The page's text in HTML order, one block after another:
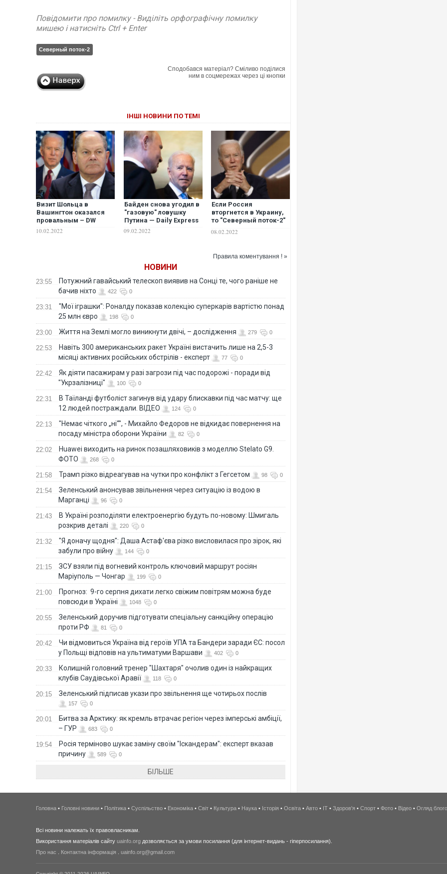
Повідомити про помилку - Виділіть орфографічну помилку
мишею і натисніть Ctrl + Enter
Северный поток-2
Сподобався матеріал? Сміливо поділися
ним в соцмережах через ці кнопки
ІНШІ НОВИНИ ПО ТЕМІ
Визит Шольца в
Вашингтон оказался
провальным – DW
10.02.2022
Байден снова угодил в
"газовую" ловушку
Путина — Daily Express
09.02.2022
Если Россия
вторгнется в Украину,
то "Северный поток-2"
существовать –
08.02.2022
Правила коментування ! »
НОВИНИ
23:55
Потужний гавайський телескоп виявив на Сонці те, чого раніше не
бачив ніхто
422 0
23:31
"Мої іграшки": Роналду показав колекцію суперкарів вартістю понад
25 млн євро
198 0
23:00 Життя на Землі могло виникнути двічі, – дослідження 279 0
22:53
Навіть 300 американських ракет Україні вистачить лише на 2,5-3
місяці активних російських обстрілів - експерт
77 0
22:42
Як діяти пасажирам у разі загрози під час подорожі - поради від
"Укрзалізниці"
100 0
22:31
В Таїланді футболіст загинув від удару блискавки під час матчу: ще
12 людей постраждали. ВІДЕО
124 0
22:13
"Немає чіткого „ні“", - Михайло Федоров не відкидає повернення на
посаду міністра оборони України
82 0
22:02
Huawei виходить на ринок позашляховиків з моделлю Stelato G9.
ФОТО
268 0
21:58 Трамп різко відреагував на чутки про конфлікт з Гегсетом 98 0
21:54
Зеленський анонсував звільнення через ситуацію із водою в
Марганці
96 0
21:43
В Україні розподіляти електроенергію будуть по-новому: Шмигаль
розкрив деталі
220 0
21:32
"Я доначу щодня": Даша Астаф'єва різко висловилася про зірок, які
забули про війну
144 0
21:15
ЗСУ взяли під вогневий контроль ключовий маршрут росіян
Маріуполь — Чонгар
199 0
21:00
Прогноз: 9-го серпня дихати легко свіжим повітрям можна буде
повсюди в Україні
1048 0
20:55
Зеленський доручив підготувати спеціальну санкційну операцію
проти РФ
81 0
20:42
Чи відмовиться Україна від героїв УПА та Бандери заради ЄС: посол
у Польщі відповів на ультиматуми Варшави
402 0
20:33
Колишній головний тренер "Шахтаря" очолив один із найкращих
клубів Саудівської Аравії
118 0
20:15 Зеленський підписав укази про звільнення ще чотирьох послів
157 0
20:01
Битва за Арктику: як кремль втрачає регіон через імперські амбіції,
– ГУР
683 0
19:54
Росія терміново шукає заміну своїм "Іскандерам": експерт вказав
причину
589 0
БІЛЬШЕ
Росія атакувала Суми
торговельний центр,
Топпосадовцю
Головна • Головні новини • Політика • Суспільство • Економіка • Світ • Культура • Наука • Історія • Освіта • Авто • IT • Здоров'я • Спорт • Фото • Відео • Огляд
Всі новини належать їх правовласникам.
Використання матеріалів сайту uainfo.org дозволяється за умови посилання (для інтернет-видань - гіперпосилання).
Про нас
Контактна інформація uainfo.org@gmail.com